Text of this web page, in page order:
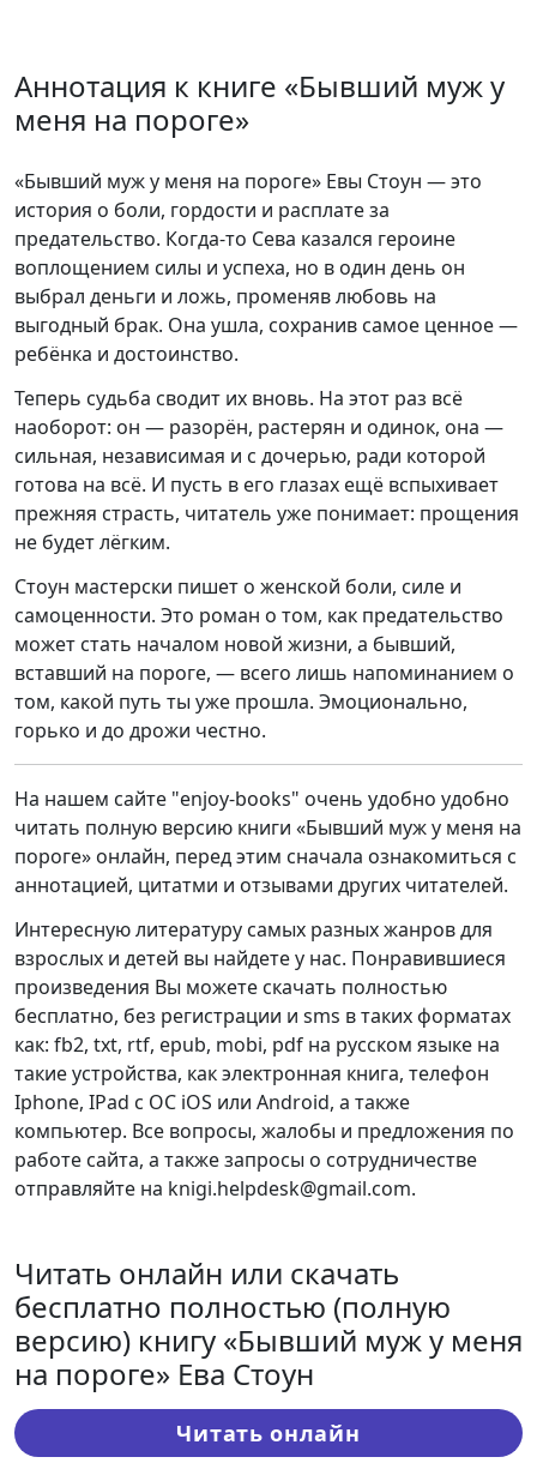
Аннотация к книге «Бывший муж у
меня на пороге»
«Бывший муж у меня на пороге» Евы Стоун — это
история о боли, гордости и расплате за
предательство. Когда-то Сева казался героине
воплощением силы и успеха, но в один день он
выбрал деньги и ложь, променяв любовь на
выгодный брак. Она ушла, сохранив самое ценное —
ребёнка и достоинство.
Теперь судьба сводит их вновь. На этот раз всё
наоборот: он — разорён, растерян и одинок, она —
сильная, независимая и с дочерью, ради которой
готова на всё. И пусть в его глазах ещё вспыхивает
прежняя страсть, читатель уже понимает: прощения
не будет лёгким.
Стоун мастерски пишет о женской боли, силе и
самоценности. Это роман о том, как предательство
может стать началом новой жизни, а бывший,
вставший на пороге, — всего лишь напоминанием о
том, какой путь ты уже прошла. Эмоционально,
горько и до дрожи честно.
На нашем сайте "enjoy-books" очень удобно удобно
читать полную версию книги «Бывший муж у меня на
пороге» онлайн, перед этим сначала ознакомиться с
аннотацией, цитатми и отзывами других читателей.
Интересную литературу самых разных жанров для
взрослых и детей вы найдете у нас. Понравившиеся
произведения Вы можете скачать полностью
бесплатно, без регистрации и sms в таких форматах
как: fb2, txt, rtf, epub, mobi, pdf на русском языке на
такие устройства, как электронная книга, телефон
Iphone, IPad с ОС iOS или Android, а также
компьютер. Все вопросы, жалобы и предложения по
работе сайта, а также запросы о сотрудничестве
отправляйте на knigi.helpdesk@gmail.com.
Читать онлайн или скачать
бесплатно полностью (полную
версию) книгу «Бывший муж у меня
на пороге» Ева Стоун
Читать онлайн